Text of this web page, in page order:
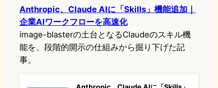
Anthropic、Claude AIに「Skills」機能追加｜
企業AIワークフローを高速化
image-blasterの土台となるClaudeのスキル機
能を、段階的開示の仕組みから掘り下げた記
事。